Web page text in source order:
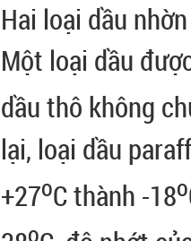
Hai loại dầu
Một loại dầu
dầu thô không
lại, loại dầu
+27oC thành -18o
o